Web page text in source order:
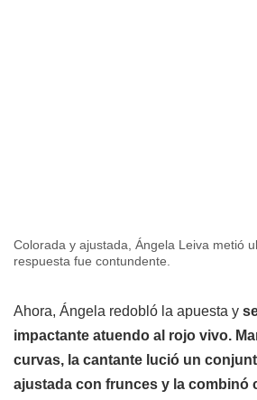
Colorada y ajustada, Ángela Leiva metió
respuesta fue contundente.
Ahora, Ángela redobló la apuesta y
impactante atuendo al rojo vivo.
curvas, la cantante lució un
ajustada con frunces y la combinó